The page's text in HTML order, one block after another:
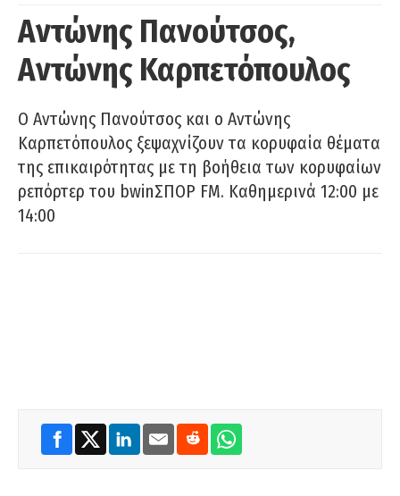
Αντώνης Πανούτσος,
Αντώνης Καρπετόπουλος
Ο Αντώνης Πανούτσος και ο Αντώνης
Καρπετόπουλος ξεψαχνίζουν τα κορυφαία θέματα
της επικαιρότητας με τη βοήθεια των κορυφαίων
ρεπόρτερ του bwinΣΠΟΡ FM. Καθημερινά 12:00 με
14:00